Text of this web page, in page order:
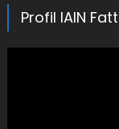
Profil IAIN